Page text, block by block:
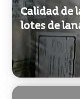
Calidad de
lotes de